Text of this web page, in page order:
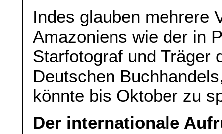
Indes glauben mehrere
Amazoniens wie der in
Starfotograf und Träger
Deutschen
könnte bis Oktober zu
Der internationale